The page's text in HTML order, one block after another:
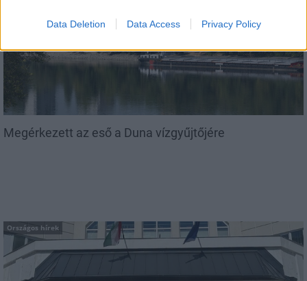
Data Deletion Data Access Privacy Policy
Országos hírek
Megérkezett az eső a Duna vízgyűjtőjére
Országos hírek